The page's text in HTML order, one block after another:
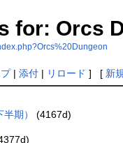
for: Orcs
| 添付| リロード ] [ 新規
期）
(4167d)